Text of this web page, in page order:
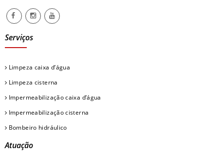
Serviços
Limpeza caixa d’água
Limpeza cisterna
Impermeabilização caixa d’água
Impermeabilização cisterna
Bombeiro hidráulico
Atuação